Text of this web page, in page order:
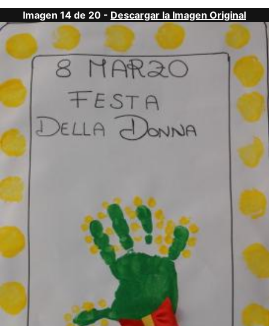
Imagen 14 de 20 - Descargar la Imagen Original